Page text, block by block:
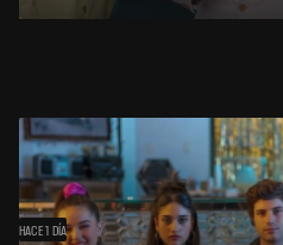
HACE 1 DÍA